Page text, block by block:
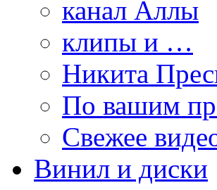
канал Аллы
клипы и …
Никита
По вашим
Свежее
Винил и диски